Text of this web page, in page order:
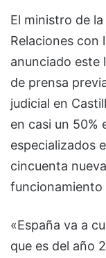
El ministro de
Relaciones con
anunciado este
de prensa
judicial en
en casi un 50%
especializados
cincuenta
funcionamiento
«España va a
que es del año